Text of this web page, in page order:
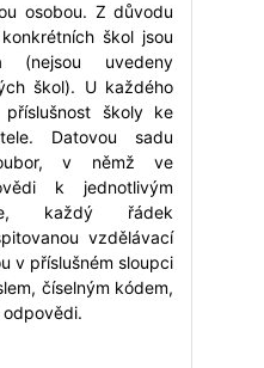
osobou. Z důvodu
škol jsou
(nejsou uvedeny
škol). U každého
školy ke
Datovou sadu
v němž ve
k jednotlivým
každý řádek
vzdělávací
v příslušném sloupci
číselným kódem,